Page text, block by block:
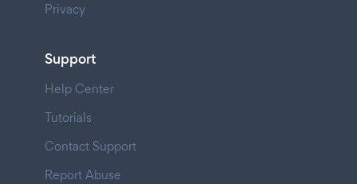
Privacy
Support
Help Center
Tutorials
Contact Support
Report Abuse